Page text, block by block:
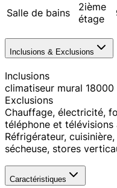
Salle de bains
2ième
étage
Inclusions & Exclusions
Inclusions
climatiseur mural 18000
Exclusions
Chauffage, électricité,
téléphone et
Réfrigérateur,
sécheuse, stores
Caractéristiques